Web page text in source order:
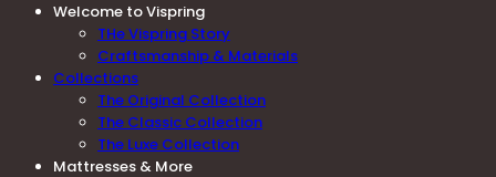
Welcome to Vispring
THe Vispring Story
Craftsmanship & Materials
Collections
The Original Collection
The Classic Collection
The Luxe Collection
Mattresses & More